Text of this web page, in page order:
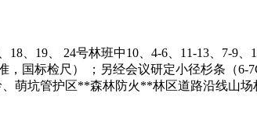
、19、 24号林班中10、4-6、11-13、7-9、
国标检尺） ；另经会议研定小径杉条（6-
萌坑管护区**森林防火**林区道路沿线山场